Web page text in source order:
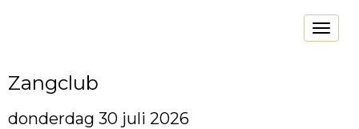
Toggle
Zangclub
donderdag 30 juli 2026